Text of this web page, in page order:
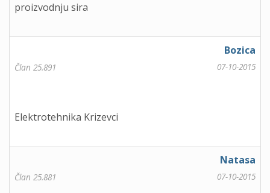
proizvodnju sira
Bozica
Član 25.891 07-10-2015
Elektrotehnika Krizevci
Natasa
Član 25.881 07-10-2015